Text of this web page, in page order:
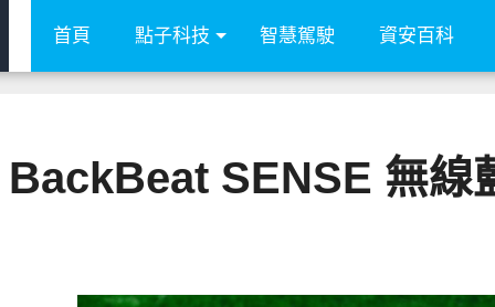
首頁 點子科技 智慧駕駛 資安百科
SENSE 無線